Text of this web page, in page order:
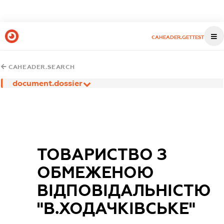
CAHEADER.GETTEST
CAHEADER.SEARCH
document.dossier
ТОВАРИСТВО З
ОБМЕЖЕНОЮ
ВІДПОВІДАЛЬНІСТЮ
"В.ХОДАЧКІВСЬКЕ"